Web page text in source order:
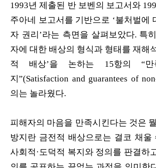
1993년 제출된 반 보벤의 보고서와
주아네 보고서를 기반으로 ‘불처벌에
자 권리’라는 측면을 살펴보았다. 특
자에 대한 배상의 형식과 형태를 재해
적 배상’을 논하는 15항의 “
지”(Satisfaction and guarantees of
의는 놀라웠다.
피해자의 마음을 만족시킨다는 것은
방지란 금전적 배상으로는 결코 채울
사회적·도덕적 복지와 정의를 판결하